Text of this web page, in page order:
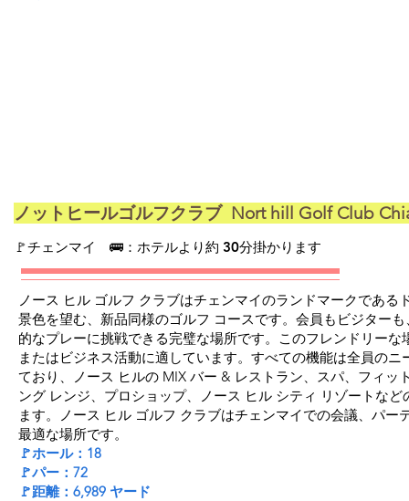
ノットヒールゴルフクラブ Nort hill Golf Club
​🚩チェンマイ 🚌：ホテルより約 30分掛かります
ノース ヒル ゴルフ クラブはチェンマイのランドマークである
景色を望む、新品同様のゴルフ コースです。会員もビジター
的なプレーに挑戦できる完璧な場所です。このフレンドリーな
またはビジネス活動に適しています。すべての機能は全員の
ており、ノース ヒルの MIX バー & レストラン、スパ、フィッ
ング レンジ、プロショップ、ノース ヒル シティ リゾートな
ます。ノース ヒル ゴルフ クラブはチェンマイでの会議、パー
最適な場所です。
🚩ホール：18
🚩パー：72
🚩距離：6,989 ヤード